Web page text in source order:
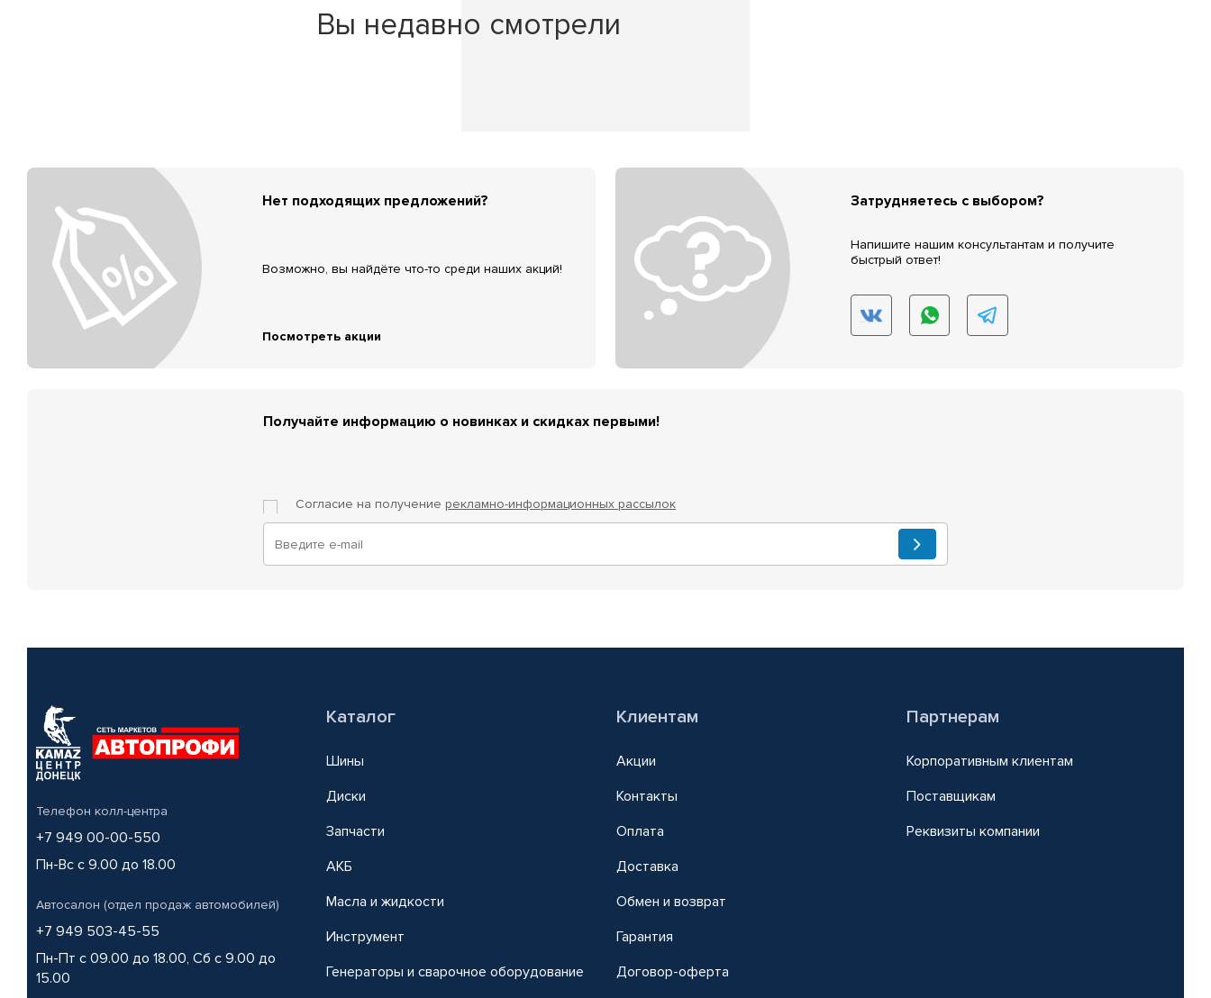
Вы недавно смотрели
Нет подходящих предложений?
Возможно, вы найдёте что-то среди наших акций!
Посмотреть акции
Затрудняетесь с выбором?
Напишите нашим консультантам и получите
быстрый ответ!
Получайте информацию о новинках и скидках первыми!
Согласие на получение рекламно-информационных рассылок
Телефон колл-центра
+7 949 00-00-550
Пн-Вс с 9.00 до 18.00
Автосалон (отдел продаж автомобилей)
+7 949 503-45-55
Пн-Пт с 09.00 до 18.00, Сб с 9.00 до
15.00
Каталог
Шины
Диски
Запчасти
АКБ
Масла и жидкости
Инструмент
Генераторы и сварочное оборудование
Клиентам
Акции
Контакты
Оплата
Доставка
Обмен и возврат
Гарантия
Договор-оферта
Партнерам
Корпоративным клиентам
Поставщикам
Реквизиты компании